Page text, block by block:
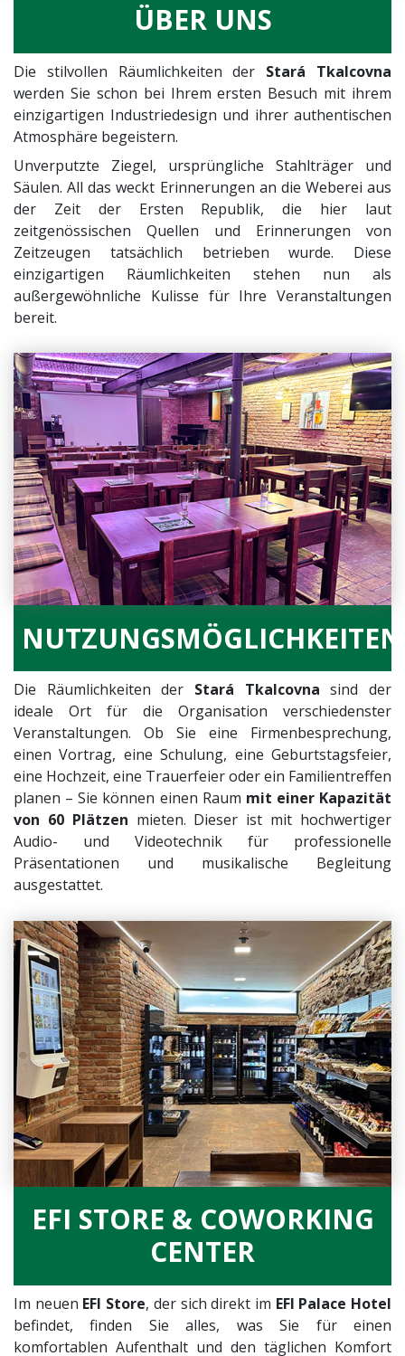
ÜBER UNS
Die stilvollen Räumlichkeiten der Stará Tkalcovna
werden Sie schon bei Ihrem ersten Besuch mit ihrem
einzigartigen Industriedesign und ihrer authentischen
Atmosphäre begeistern.
Unverputzte Ziegel, ursprüngliche Stahlträger und
Säulen. All das weckt Erinnerungen an die Weberei aus
der Zeit der Ersten Republik, die hier laut
zeitgenössischen Quellen und Erinnerungen von
Zeitzeugen tatsächlich betrieben wurde. Diese
einzigartigen Räumlichkeiten stehen nun als
außergewöhnliche Kulisse für Ihre Veranstaltungen
bereit.
NUTZUNGSMÖGLICHKEITEN
Die Räumlichkeiten der Stará Tkalcovna sind der
ideale Ort für die Organisation verschiedenster
Veranstaltungen. Ob Sie eine Firmenbesprechung,
einen Vortrag, eine Schulung, eine Geburtstagsfeier,
eine Hochzeit, eine Trauerfeier oder ein Familientreffen
planen – Sie können einen Raum mit einer Kapazität
von 60 Plätzen mieten. Dieser ist mit hochwertiger
Audio- und Videotechnik für professionelle
Präsentationen und musikalische Begleitung
ausgestattet.
EFI STORE & COWORKING
CENTER
Im neuen EFI Store, der sich direkt im EFI Palace Hotel
befindet, finden Sie alles, was Sie für einen
komfortablen Aufenthalt und den täglichen Komfort